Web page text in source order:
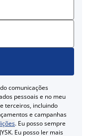
comunicações
pessoais e no meu
terceiros, incluindo
e campanhas
. Eu posso sempre
Eu posso ler mais